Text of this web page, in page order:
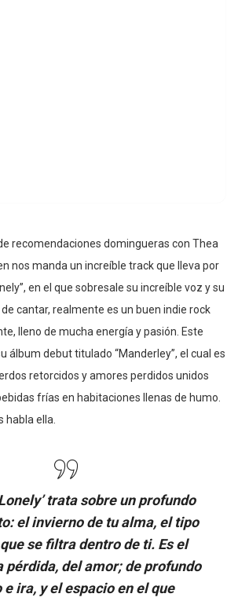
recomendaciones domingueras con Thea
nos manda un increíble track que lleva por
en el que sobresale su increíble voz y su
cantar, realmente es un buen indie rock
lleno de mucha energía y pasión. Este
álbum debut titulado “Manderley”, el cual es
retorcidos y amores perdidos unidos
frías en habitaciones llenas de humo.
habla ella.
trata sobre un profundo
el invierno de tu alma, el tipo
se filtra dentro de ti. Es el
pérdida, del amor; de profundo
e ira, y el espacio en el que